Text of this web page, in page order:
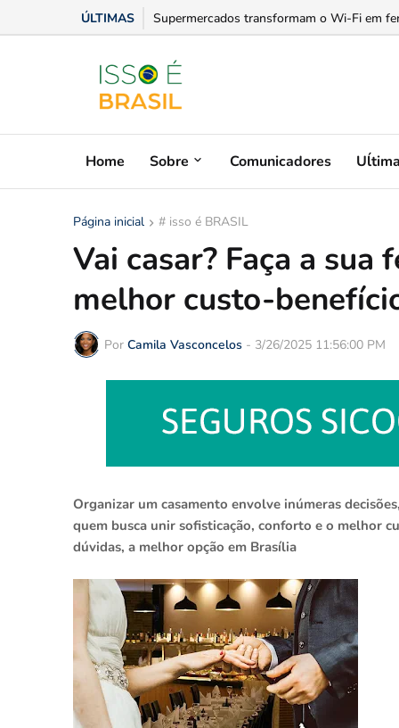
ÚLTIMAS Supermercados transformam o Wi-Fi em
Home Sobre Comunicadores
Página inicial # isso é BRASIL
Vai casar? Faça a
melhor custo-
Por Camila Vasconcelos - 3/26/2025 11:56:00 PM
Organizar um casamento envolve inúmeras
quem busca unir sofisticação, conforto e o melhor
dúvidas, a melhor opção em Brasília